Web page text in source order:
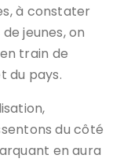
à constater
jeunes, on
train de
du pays.
du côté
en aura